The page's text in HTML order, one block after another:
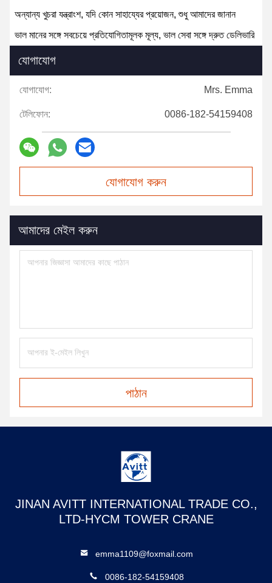
অন্যান্য খুচরা যন্ত্রাংশ, যদি কোন সাহায্যের প্রয়োজন, শুধু আমাদের জানান
ভাল মানের সঙ্গে সবচেয়ে প্রতিযোগিতামূলক মূল্য, ভাল সেবা সঙ্গে দ্রুত ডেলিভারি
যোগাযোগ
যোগাযোগ: Mrs. Emma
টেলিফোন: 0086-182-54159408
যোগাযোগ করুন
আমাদের মেইল করুন
পাঠান
JINAN AVITT INTERNATIONAL TRADE CO.,
LTD-HYCM TOWER CRANE
emma1109@foxmail.com
0086-182-54159408